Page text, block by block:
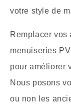
votre style de
Remplacer vos
menuiseries
pour améliorer
Nous posons
ou non les